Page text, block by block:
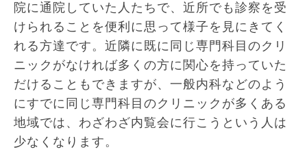
院に通院していた人たちで、近所でも診察を受
けられることを便利に思って様子を見にきてく
れる方達です。近隣に既に同じ専門科目のクリ
ニックがなければ多くの方に関心を持っていた
だけることもできますが、一般内科などのよう
にすでに同じ専門科目のクリニックが多くある
地域では、わざわざ内覧会に行こうという人は
少なくなります。